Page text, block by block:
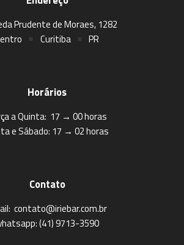
Prudente de Moraes, 1282
Curitiba PR
Horários
a Quinta: 17 → 00 horas
e Sábado: 17 → 02 horas
Contato
contato@iriebar.com.br
(41) 9713-3590